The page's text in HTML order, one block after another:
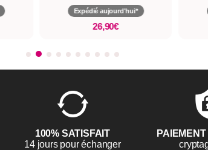
Expédié aujourd'hui*
26,90€
100% SATISFAIT
14 jours pour échanger